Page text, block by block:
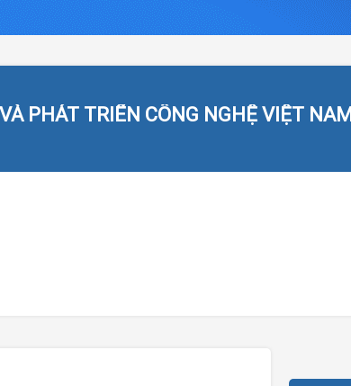
PHÁT TRIỂN CÔNG NGHỆ VIỆT NAM